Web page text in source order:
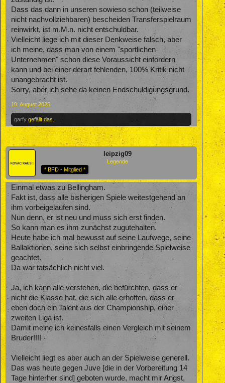
Dass das dann in unseren sowieso schon (teilweise
nicht nachvollziehbaren) bescheiden Transferspielraum
reinwirkt, ist m.M.n. nicht entschuldbar.
Vielleicht liege ich mit dieser Denkweise falsch, aber
ich meine, dass man von einem "sportlichen
Unternehmen" schon diese Voraussicht einfordern
kann und bei einer derart fehlenden, 100% Kritik nicht
unangebracht ist.
Sorry, aber ich sehe da keinen Endschuldigungsgrund.
10. August 2025
garfy gefällt das.
leipzig09
Legende
* BFD - Mitglied *
Einmal etwas zu Bellingham.
Fakt ist, dass alle bisherigen Spiele weitestgehend an
ihm vorbeigelaufen sind.
Nun denn, er ist neu und muss sich erst finden.
So kann man es ihm zunächst zugutehalten.
Heute habe ich mal bewusst auf seine Laufwege, seine
Ballaktionen, seine sich selbst einbringende Spielweise
geachtet.
Da war tatsächlich nicht viel.
Ja, ich kann alle verstehen, die befürchten, dass er
nicht die Klasse hat, die sich alle erhoffen, dass er
eben doch ein Talent aus der Championship, einer
zweiten Liga ist.
Damit meine ich keinesfalls einen Vergleich mit seinem
Bruder!!!!
Vielleicht liegt es aber auch an der Spielweise generell.
Das was heute gegen Juve [die in der Vorbereitung 14
Tage hinterher sind] geboten wurde, macht mir Angst,